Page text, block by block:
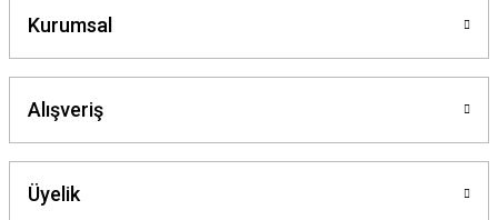
Kurumsal
Alışveriş
Üyelik